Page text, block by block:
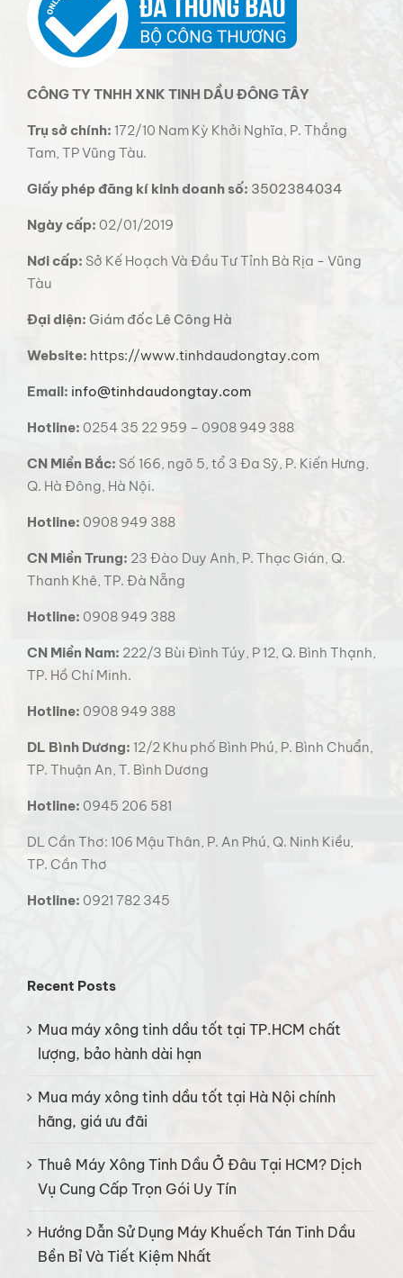
CÔNG TY TNHH XNK TINH DẦU ĐÔNG TÂY
Trụ sở chính: 172/10 Nam Kỳ Khởi Nghĩa, P. Thắng
Tam, TP Vũng Tàu.
Giấy phép đăng kí kinh doanh số: 3502384034
Ngày cấp: 02/01/2019
Nơi cấp: Sở Kế Hoạch Và Đầu Tư Tỉnh Bà Rịa - Vũng
Tàu
Đại diện: Giám đốc Lê Công Hà
Website: https://www.tinhdaudongtay.com
Email: info@tinhdaudongtay.com
Hotline: 0254 35 22 959 – 0908 949 388
CN Miền Bắc: Số 166, ngõ 5, tổ 3 Đa Sỹ, P. Kiến Hưng,
Q. Hà Đông, Hà Nội.
Hotline: 0908 949 388
CN Miền Trung: 23 Đào Duy Anh, P. Thạc Gián, Q.
Thanh Khê, TP. Đà Nẵng
Hotline: 0908 949 388
CN Miền Nam: 222/3 Bùi Đình Túy, P 12, Q. Bình Thạnh,
TP. Hồ Chí Minh.
Hotline: 0908 949 388
DL Bình Dương: 12/2 Khu phố Bình Phú, P. Bình Chuẩn,
TP. Thuận An, T. Bình Dương
Hotline: 0945 206 581
DL Cần Thơ: 106 Mậu Thân, P. An Phú, Q. Ninh Kiều,
TP. Cần Thơ
Hotline: 0921 782 345
Recent Posts
Mua máy xông tinh dầu tốt tại TP.HCM chất
lượng, bảo hành dài hạn
Mua máy xông tinh dầu tốt tại Hà Nội chính
hãng, giá ưu đãi
Thuê Máy Xông Tinh Dầu Ở Đâu Tại HCM? Dịch
Vụ Cung Cấp Trọn Gói Uy Tín
Hướng Dẫn Sử Dụng Máy Khuếch Tán Tinh Dầu
Bền Bỉ Và Tiết Kiệm Nhất